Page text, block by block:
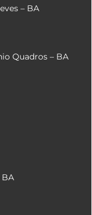
– BA
Quadros – BA
BA